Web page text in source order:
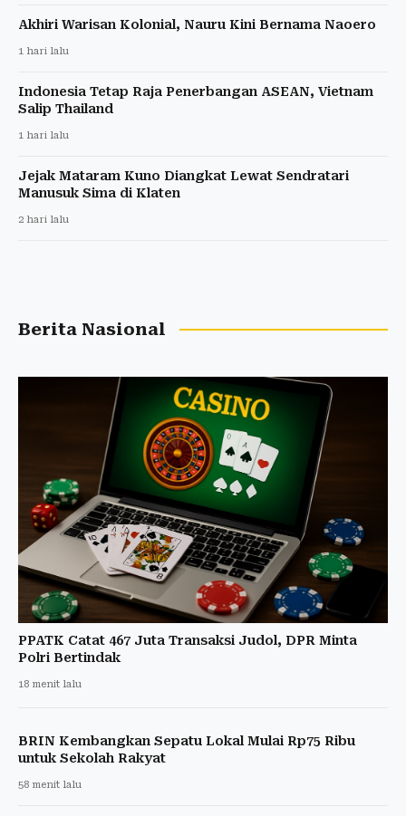
Akhiri Warisan Kolonial, Nauru Kini Bernama Naoero
1 hari lalu
Indonesia Tetap Raja Penerbangan ASEAN, Vietnam
Salip Thailand
1 hari lalu
Jejak Mataram Kuno Diangkat Lewat Sendratari
Manusuk Sima di Klaten
2 hari lalu
Berita Nasional
PPATK Catat 467 Juta Transaksi Judol, DPR Minta
Polri Bertindak
18 menit lalu
BRIN Kembangkan Sepatu Lokal Mulai Rp75 Ribu
untuk Sekolah Rakyat
58 menit lalu